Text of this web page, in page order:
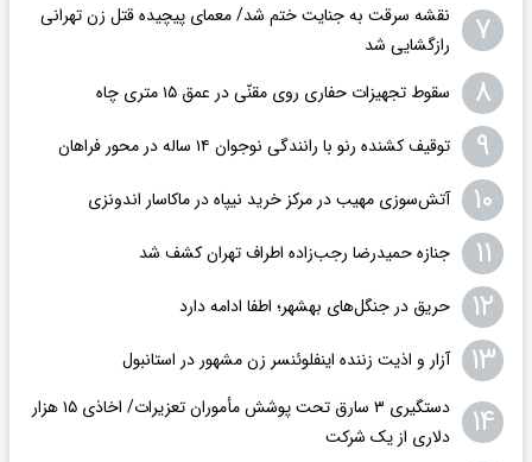
۷
نقشه سرقت به جنایت ختم شد/ معمای پیچیده قتل زن تهرانی
رازگشایی شد
۸ سقوط تجهیزات حفاری روی مقنّی در عمق ۱۵ متری چاه
۹ توقیف کشنده رنو با رانندگی نوجوان ۱۴ ساله در محور فراهان
۱۰ آتش‌سوزی مهیب در مرکز خرید نیپاه در ماکاسار اندونزی
۱۱ جنازه حمیدرضا رجب‌زاده اطراف تهران کشف شد
۱۲ حریق در جنگل‌های بهشهر؛ اطفا ادامه دارد
۱۳ آزار و اذیت زننده اینفلوئنسر زن مشهور در استانبول
۱۴
دستگیری ۳ سارق تحت پوشش مأموران تعزیرات/ اخاذی ۱۵ هزار
دلاری از یک شرکت